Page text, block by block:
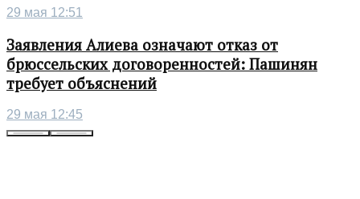
29 мая 12:51
Заявления Алиева означают отказ от
брюссельских договоренностей: Пашинян
требует объяснений
29 мая 12:45